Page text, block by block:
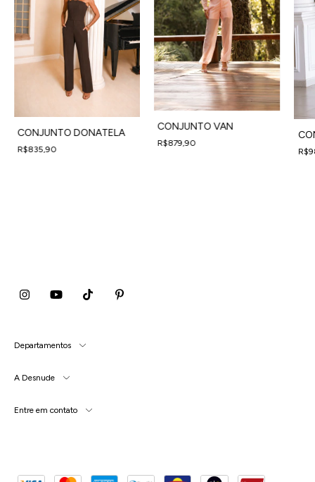
CONJUNTO DONATELA
R$835,90
CONJUNTO VAN
R$879,90
Departamentos
A Desnude
Entre em contato